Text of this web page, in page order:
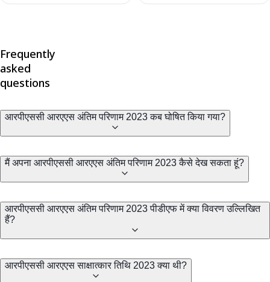
Frequently
asked
questions
आरपीएससी आरएएस अंतिम परिणाम 2023 कब घोषित किया गया?
मैं अपना आरपीएससी आरएएस अंतिम परिणाम 2023 कैसे देख सकता हूं?
आरपीएससी आरएएस अंतिम परिणाम 2023 पीडीएफ में क्या विवरण उल्लिखित
हैं?
आरपीएससी आरएएस साक्षात्कार तिथि 2023 क्या थी?